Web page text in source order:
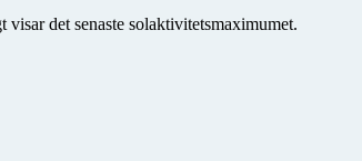
det senaste solaktivitetsmaximumet.